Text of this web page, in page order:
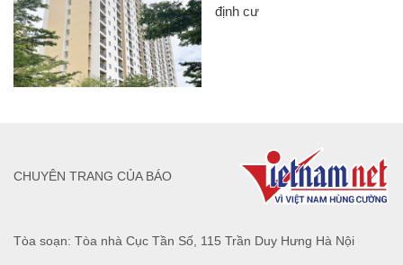
định cư
Tòa soạn: Tòa nhà Cục Tần Số, 115 Trần Duy Hưng Hà Nội
CHUYÊN TRANG CỦA BÁO